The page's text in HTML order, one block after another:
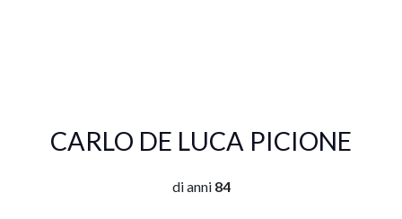
CARLO DE LUCA PICIONE
di anni 84